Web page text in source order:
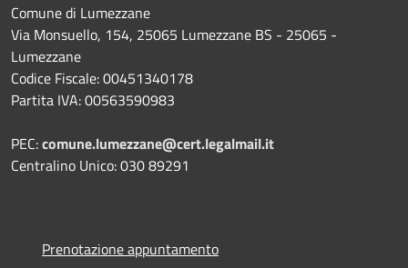
Comune di Lumezzane
Via Monsuello, 154, 25065 Lumezzane BS - 25065 -
Lumezzane
Codice Fiscale: 00451340178
Partita IVA: 00563590983
PEC:comune.lumezzane@cert.legalmail.it
Centralino Unico: 030 89291
Prenotazione appuntamento